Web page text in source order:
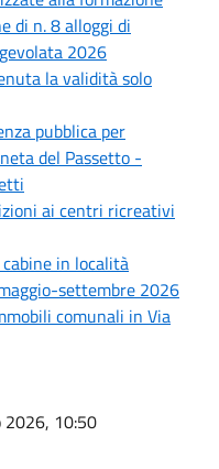
di n. 8 alloggi di
2026
la validità solo
pubblica per
del Passetto -
ai centri ricreativi
in località
settembre 2026
comunali in Via
2026, 10:50